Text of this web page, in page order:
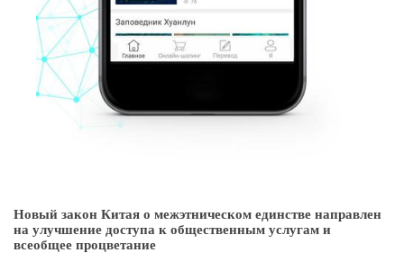
Новый закон Китая о межэтническом единстве направлен
на улучшение доступа к общественным услугам и
всеобщее процветание